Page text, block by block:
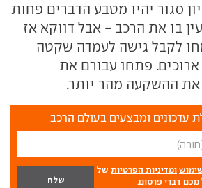
סגור יהיו מטבע הדברים פחות
בו את הרכב - אבל דווקא אז
לקבל גישה לעמדה שקטה
ארוכים. פתחו עבורם את
את ההשקעה מהר יותר.
עדכונים ומבצעים בעולם הרכב
ומדיניות הפרטיות של